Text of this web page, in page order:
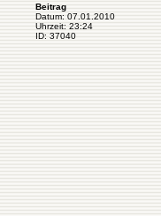
Beitrag
Datum: 07.01.2010
Uhrzeit: 23:24
ID: 37040